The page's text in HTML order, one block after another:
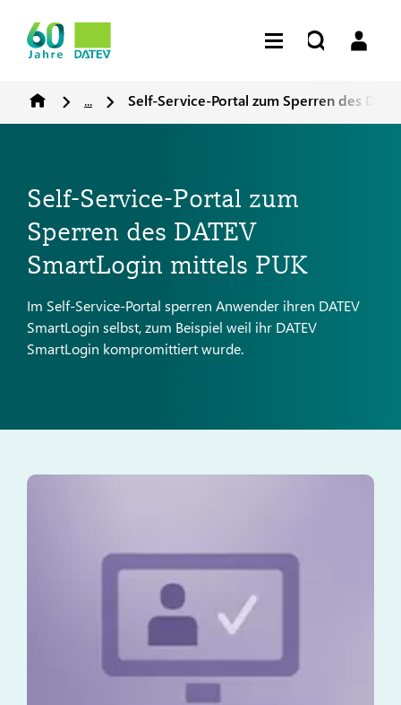
... Self-Service-Portal zum Sperren des
Self-Service-Portal zum
Sperren des DATEV
SmartLogin mittels PUK
Im Self-Service-Portal sperren Anwender ihren DATEV
SmartLogin selbst, zum Beispiel weil ihr DATEV
SmartLogin kompromittiert wurde.